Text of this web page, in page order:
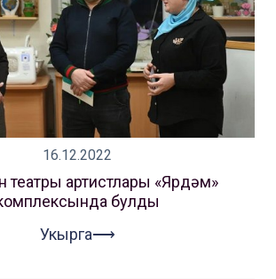
16.12.2022
театры артистлары «Ярдәм»
булды
Укырга⟶